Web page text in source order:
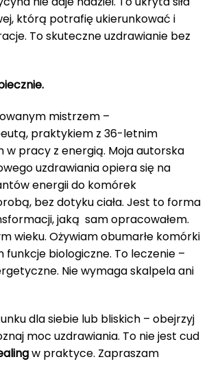
którą potrafię ukierunkować i
To skuteczne uzdrawianie bez
mistrzem –
praktykiem z 36-letnim
w pracy z energią. Moja autorska
uzdrawiania opiera się na
energii do komórek
bez dotyku ciała. Jest to forma
jaką sam opracowałem.
wieku. Ożywiam obumarłe komórki
biologiczne. To leczenie –
Nie wymaga skalpela ani
dla siebie lub bliskich – obejrzyj
moc uzdrawiania. To nie jest cud
w praktyce. Zapraszam